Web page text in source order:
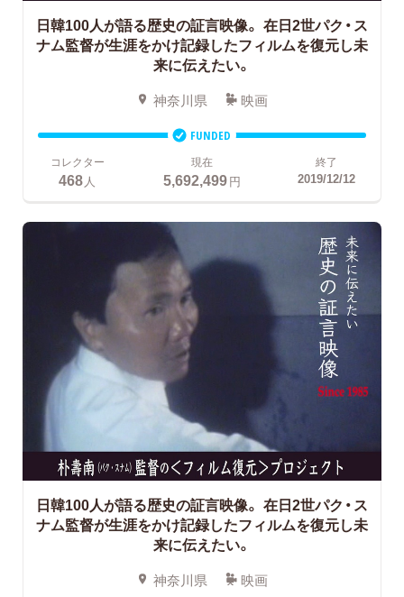
日韓100人が語る歴史の証言映像。 在日2世パク・ス
ナム監督が生涯をかけ記録したフィルムを復元し未
来に伝えたい。
神奈川県 映画
FUNDED
コレクター
468人
現在
5,692,499円
終了
2019/12/12
日韓100人が語る歴史の証言映像。 在日2世パク・ス
ナム監督が生涯をかけ記録したフィルムを復元し未
来に伝えたい。
神奈川県 映画